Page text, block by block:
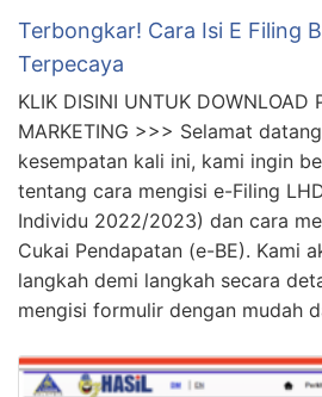
Terbongkar! Cara Isi E Filing
Terpecaya
KLIK DISINI UNTUK DOWNLOAD
MARKETING >>> Selamat
kesempatan kali ini, kami ingin
tentang cara mengisi e-Filing
Individu 2022/2023) dan cara
Cukai Pendapatan (e-BE). Kami
langkah demi langkah secara
mengisi formulir dengan mudah